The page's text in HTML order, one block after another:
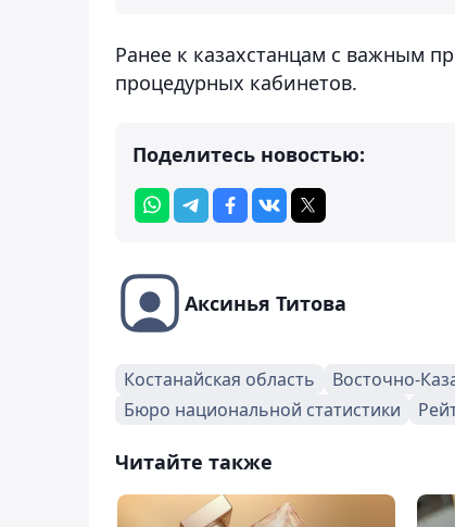
Ранее к казахстанцам с важным
процедурных кабинетов.
Поделитесь новостью:
Аксинья Титова
Костанайская область Восточно-
Бюро национальной статистики
Читайте также